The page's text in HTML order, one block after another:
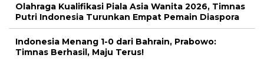
Olahraga Kualifikasi Piala Asia Wanita 2026, Timnas
Putri Indonesia Turunkan Empat Pemain Diaspora
Indonesia Menang 1-0 dari Bahrain, Prabowo:
Timnas Berhasil, Maju Terus!